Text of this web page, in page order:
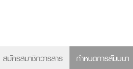
สมัครสมาชิกวารสาร กำหนดการสัมมนา